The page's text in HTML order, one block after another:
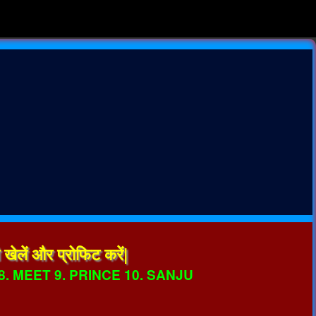
खेलें और प्रोफिट करें|
MEET 9. PRINCE 10. SANJU